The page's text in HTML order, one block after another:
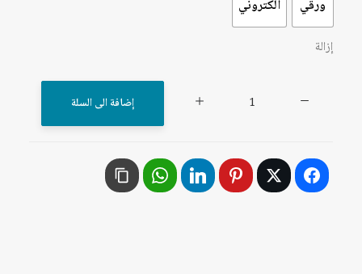
ورقي الكتروني
إزالة
والإعلام:
من
إضافة الى السلة